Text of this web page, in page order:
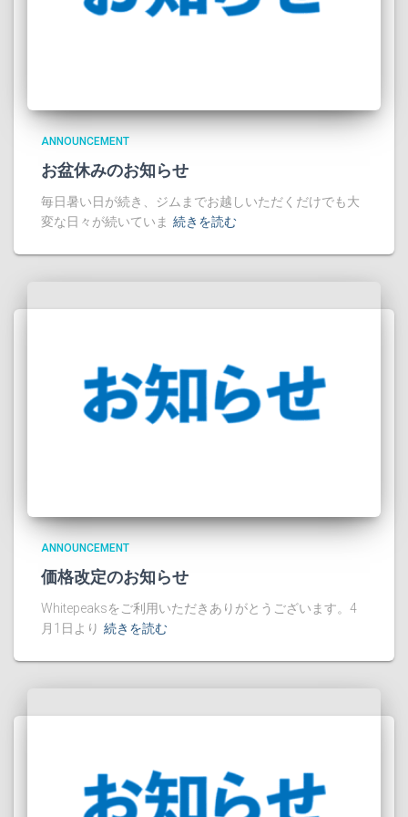
ANNOUNCEMENT
お盆休みのお知らせ
毎日暑い日が続き、ジムまでお越しいただくだけでも大
変な日々が続いていま 続きを読む
ANNOUNCEMENT
価格改定のお知らせ
Whitepeaksをご利用いただきありがとうございます。4
月1日より 続きを読む